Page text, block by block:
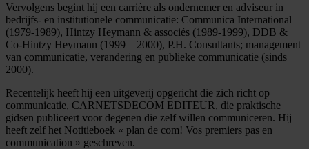
Vervolgens begint hij een carrière als ondernemer en adviseur in
bedrijfs- en institutionele communicatie: Communica International
(1979-1989), Hintzy Heymann & associés (1989-1999), DDB &
Co-Hintzy Heymann (1999 – 2000), P.H. Consultants; management
van communicatie, verandering en publieke communicatie (sinds
2000).
Recentelijk heeft hij een uitgeverij opgericht die zich richt op
communicatie, CARNETSDECOM EDITEUR, die praktische
gidsen publiceert voor degenen die zelf willen communiceren. Hij
heeft zelf het Notitieboek « plan de com! Vos premiers pas en
communication » geschreven.